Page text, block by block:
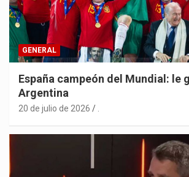
GENERAL
España campeón del Mundial: le
Argentina
20 de julio de 2026